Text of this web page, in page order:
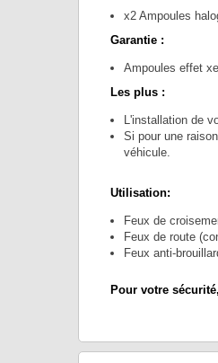
x2 Ampoules
Garantie :
Ampoules effet
Les plus :
L'installation de
Si pour une
véhicule.
Utilisation:
Feux de
Feux de route
Feux anti-
Pour votre